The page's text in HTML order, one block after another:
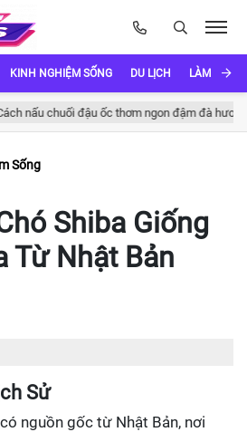
KINH NGHIỆM SỐNG DU LỊCH LÀM ĐẸP
chuối đậu ốc thơm ngon đậm đà hương vị Việt
Sống
Shiba Giống
Từ Nhật Bản
Sử
nguồn gốc từ Nhật Bản, nơi